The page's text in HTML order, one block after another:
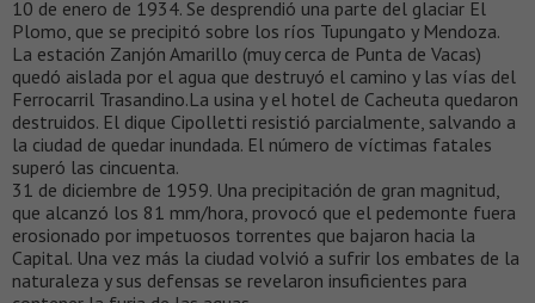
10 de enero de 1934. Se desprendió una parte del glaciar El
Plomo, que se precipitó sobre los ríos Tupungato y Mendoza.
La estación Zanjón Amarillo (muy cerca de Punta de Vacas)
quedó aislada por el agua que destruyó el camino y las vías del
Ferrocarril Trasandino.La usina y el hotel de Cacheuta quedaron
destruidos. El dique Cipolletti resistió parcialmente, salvando a
la ciudad de quedar inundada. El número de víctimas fatales
superó las cincuenta.
31 de diciembre de 1959. Una precipitación de gran magnitud,
que alcanzó los 81 mm/hora, provocó que el pedemonte fuera
erosionado por impetuosos torrentes que bajaron hacia la
Capital. Una vez más la ciudad volvió a sufrir los embates de la
naturaleza y sus defensas se revelaron insuficientes para